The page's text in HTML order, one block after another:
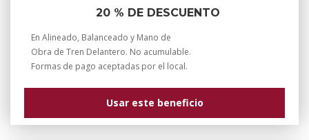
20 % DE DESCUENTO
En Alineado, Balanceado y Mano de
Obra de Tren Delantero. No acumulable.
Formas de pago aceptadas por el local.
Usar este beneficio